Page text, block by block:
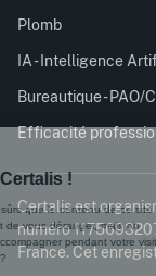
Plomb
IA - Intelligence
Bureautique - PAO/
Efficacité
Certalis est
numéro
France. Cet